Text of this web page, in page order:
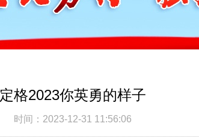
定格2023你英勇的样子
时间：2023-12-31 11:56:06